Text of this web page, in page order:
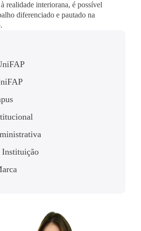
realidade interiorana, é possível
diferenciado e pautado na